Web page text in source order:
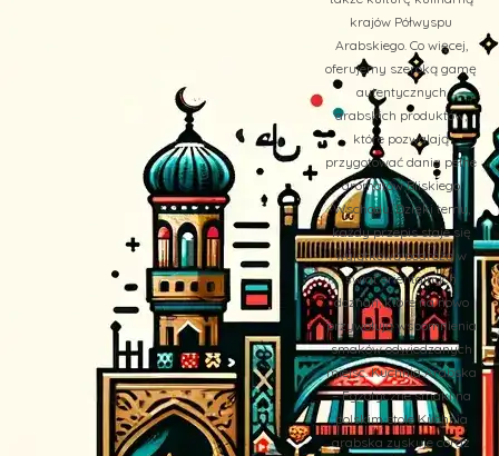
krajów Półwyspu
Arabskiego. Co więcej,
oferujemy szeroką gamę
autentycznych
arabskich produktów,
które pozwalają
przygotować dania pełne
aromatów Bliskiego
Wschodu. Dzięki temu,
każdy przepis staje się
wyjątkową podróżą w
świat orientalnych
doznań, które na nowo
przywołują wspomnienia
smaków odwiedzanych
miejsc. Kuchnia Arabska
– Egzotyczne smaki na
polskim stole Kuchnia
arabska zyskuje coraz